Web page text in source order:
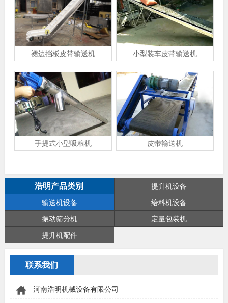
裙边挡板皮带输送机 小型装车皮带输送机
手提式小型吸粮机 皮带输送机
浩明产品类别
提升机设备
输送机设备
给料机设备
振动筛分机
定量包装机
提升机配件
联系我们
河南浩明机械设备有限公司